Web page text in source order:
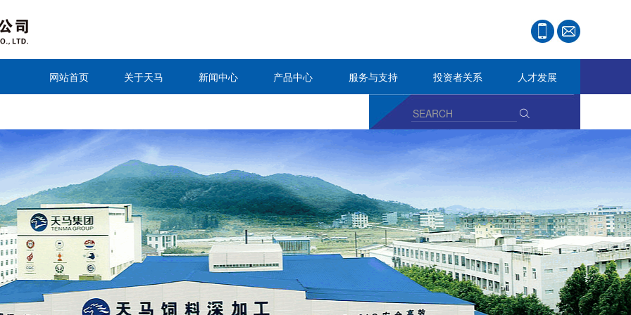
网站首页 关于天马 新闻中心 产品中心 服务与支持 投资者关系 人才发展